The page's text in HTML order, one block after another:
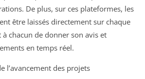
De plus, sur ces plateformes, les
être laissés directement sur chaque
chacun de donner son avis et
en temps réel.
l’avancement des projets